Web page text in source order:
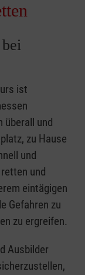
ist
überall und
zu Hause
und
und
eintägigen
Gefahren zu
zu ergreifen.
Ausbilder